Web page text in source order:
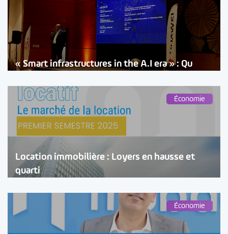
« Smart infrastructures in the A.I era » : Qu
Économie
Location immobilière : Loyers en hausse et
quarti
Économie